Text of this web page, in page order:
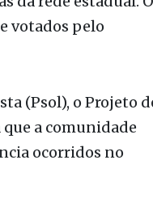
nesta quarta-
um canal de
da rede estadual. O
(Psol), o Projeto de
a comunidade